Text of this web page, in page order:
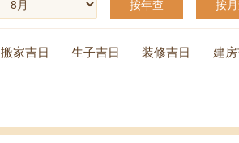
按年查 按
搬家吉日 生子吉日 装修吉日
建